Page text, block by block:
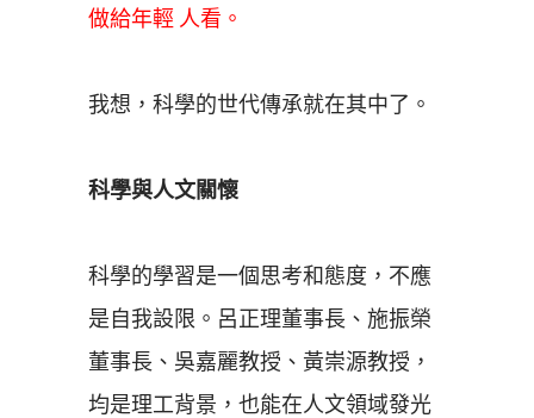
做給年輕 人看。
我想，科學的世代傳承就在其中了。
科學與人文關懷
科學的學習是一個思考和態度，不應
是自我設限。呂正理董事長、施振榮
董事長、吳嘉麗教授、黃崇源教授，
均是理工背景，也能在人文領域發光